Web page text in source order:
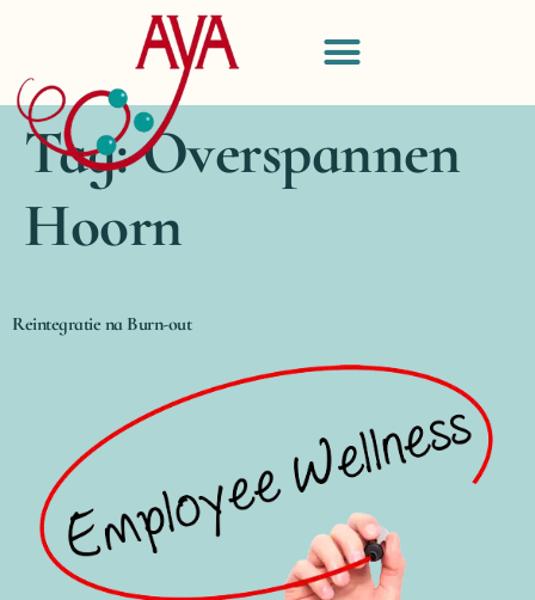
Tag:Overspannen
Hoorn
Reintegratie na Burn-out